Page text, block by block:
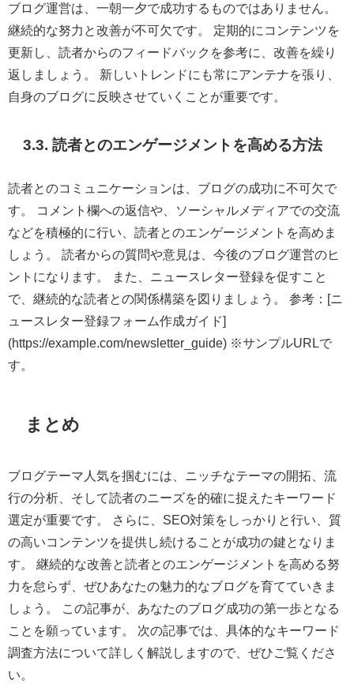
ブログ運営は、一朝一夕で成功するものではありません。
継続的な努力と改善が不可欠です。 定期的にコンテンツを
更新し、読者からのフィードバックを参考に、改善を繰り
返しましょう。 新しいトレンドにも常にアンテナを張り、
自身のブログに反映させていくことが重要です。
3.3. 読者とのエンゲージメントを高める方法
読者とのコミュニケーションは、ブログの成功に不可欠で
す。 コメント欄への返信や、ソーシャルメディアでの交流
などを積極的に行い、読者とのエンゲージメントを高めま
しょう。 読者からの質問や意見は、今後のブログ運営のヒ
ントになります。 また、ニュースレター登録を促すこと
で、継続的な読者との関係構築を図りましょう。 参考：[ニ
ュースレター登録フォーム作成ガイド]
(https://example.com/newsletter_guide) ※サンプルURLで
す。
まとめ
ブログテーマ人気を掴むには、ニッチなテーマの開拓、流
行の分析、そして読者のニーズを的確に捉えたキーワード
選定が重要です。 さらに、SEO対策をしっかりと行い、質
の高いコンテンツを提供し続けることが成功の鍵となりま
す。 継続的な改善と読者とのエンゲージメントを高める努
力を怠らず、ぜひあなたの魅力的なブログを育てていきま
しょう。 この記事が、あなたのブログ成功の第一歩となる
ことを願っています。 次の記事では、具体的なキーワード
調査方法について詳しく解説しますので、ぜひご覧くださ
い。